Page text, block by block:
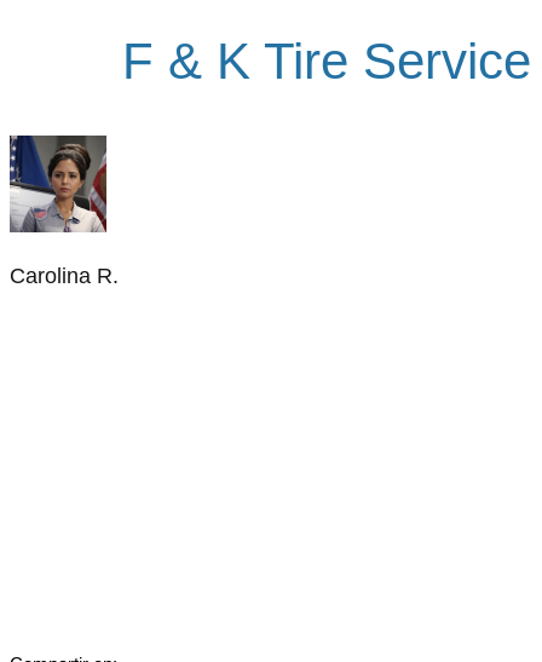
F & K Tire
Carolina R.